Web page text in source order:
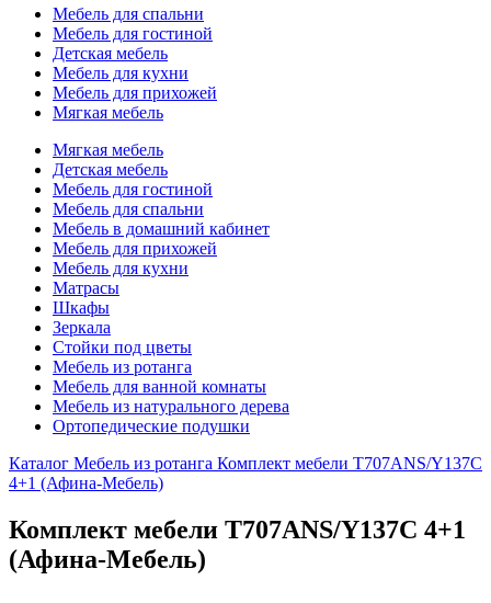
Мебель для спальни
Мебель для гостиной
Детская мебель
Мебель для кухни
Мебель для прихожей
Мягкая мебель
Мягкая мебель
Детская мебель
Мебель для гостиной
Мебель для спальни
Мебель в домашний кабинет
Мебель для прихожей
Мебель для кухни
Матрасы
Шкафы
Зеркала
Стойки под цветы
Мебель из ротанга
Мебель для ванной комнаты
Мебель из натурального дерева
Ортопедические подушки
Каталог Мебель из ротанга Комплект мебели T707ANS/Y137C
4+1 (Афина-Мебель)
Комплект мебели T707ANS/Y137C 4+1
(Афина-Мебель)